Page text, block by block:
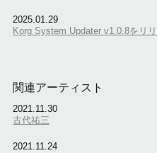
2025.01.29
Korg System Updater v1.0.8をリ
関連アーティスト
2021.11.30
古代祐三
2021.11.24